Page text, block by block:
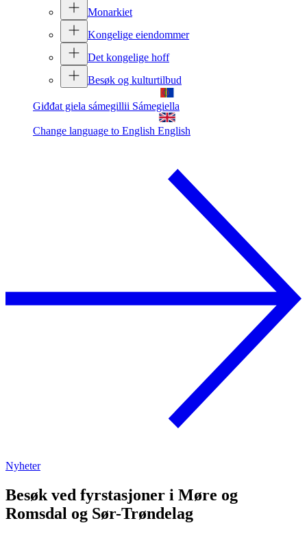
Monarkiet
Kongelige eiendommer
Det kongelige hoff
Besøk og kulturtilbud
Giđđat giela sámegillii Sámegiella
Change language to English English
Nyheter
Besøk ved fyrstasjoner i Møre og
Romsdal og Sør-Trøndelag